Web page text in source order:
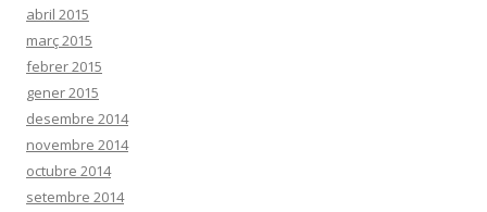
abril 2015
març 2015
febrer 2015
gener 2015
desembre 2014
novembre 2014
octubre 2014
setembre 2014